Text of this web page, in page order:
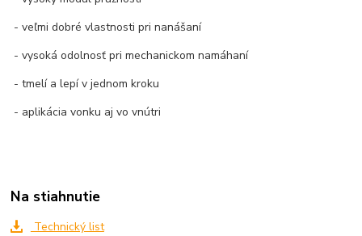
- veľmi dobré vlastnosti pri nanášaní
- vysoká odolnosť pri mechanickom namáhaní
- tmelí a lepí v jednom kroku
- aplikácia vonku aj vo vnútri
Na stiahnutie
Technický list